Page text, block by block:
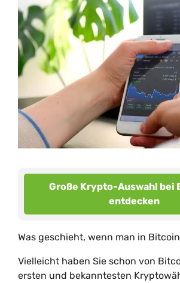
Große Krypto-Auswahl bei
entdecken
Was geschieht, wenn man in
Vielleicht haben Sie schon von
ersten und bekanntesten